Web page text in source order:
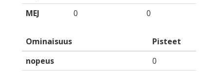
MEJ
0 0
Ominaisuus
Pisteet
nopeus
0